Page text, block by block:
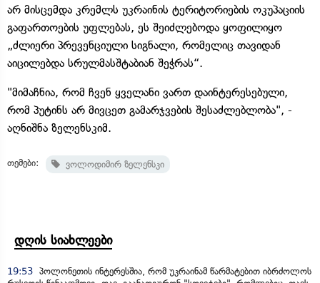
არ მისცემდა კრემლს უკრაინის ტერიტორიების ოკუპაციის
გაფართოების უფლებას, ეს შეიძლებოდა ყოფილიყო
„ძლიერი პრევენციული სიგნალი, რომელიც თავიდან
აიცილებდა სრულმასშტაბიან შეჭრას“.
"მიმაჩნია, რომ ჩვენ ყველანი ვართ დაინტერესებული,
რომ პუტინს არ მივცეთ გამარჯვების შესაძლებლობა", -
აღნიშნა ზელენსკიმ.
თემები: ვოლოდიმირ ზელენსკი
დღის სიახლეები
19:53 პოლონეთის ინტერესშია, რომ უკრაინამ წარმატებით იბრძოლოს